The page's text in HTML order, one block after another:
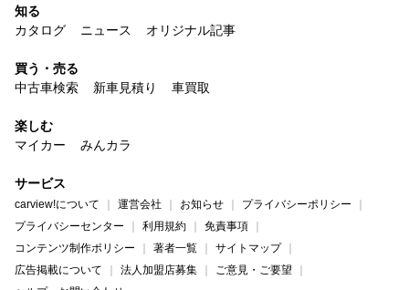
知る
カタログ
ニュース オリジナル記事
買う・売る
中古車検索
新車見積り 車買取
楽しむ
マイカー
みんカラ
サービス
carview!について 運営会社 お知らせ
プライバシーポリシー
プライバシーセンター
利用規約
免責事項
コンテンツ制作ポリシー
著者一覧
サイトマップ
広告掲載について
法人加盟店募集
ご意見・ご要望